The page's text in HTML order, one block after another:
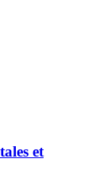
et